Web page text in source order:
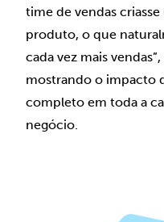
time de vendas
produto, o que
cada vez mais
mostrando o impacto
completo em toda a
negócio.